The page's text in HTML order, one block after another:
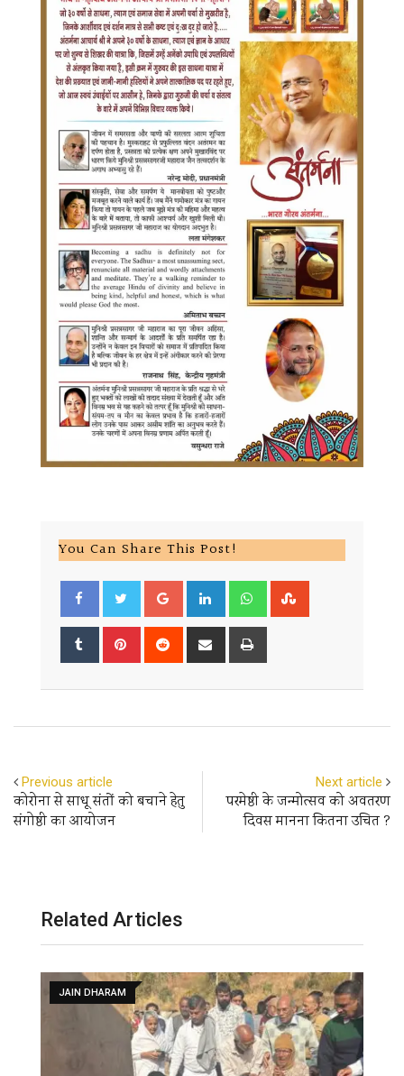
You Can Share This Post!
Google+ LinkedIn Whatsapp
Tumblr Pinterest Reddit
Share
Previous article
कोरोना से साधू संतों को बचाने हेतु
संगोष्ठी का आयोजन
Next article
परमेष्ठी के जन्मोत्सव को अवतरण
दिवस मानना कितना उचित ?
Related Articles
DELHI NCR